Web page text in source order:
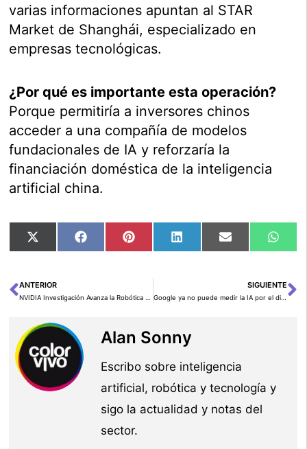
varias informaciones apuntan al STAR
Market de Shanghái, especializado en
empresas tecnológicas.
¿Por qué es importante esta operación?
Porque permitiría a inversores chinos
acceder a una compañía de modelos
fundacionales de IA y reforzaría la
financiación doméstica de la inteligencia
artificial china.
Compartir
en
X
(Twitter)
Compartir
en
FacebookCompartir
en
PinterestCompartir
en
LinkedInCompartir
en
Email
en
Ant
ANTERIOR SIGUIENTE
Alan Sonny
Escribo sobre inteligencia
artificial, robótica y tecnología y
sigo la actualidad y notas del
sector.